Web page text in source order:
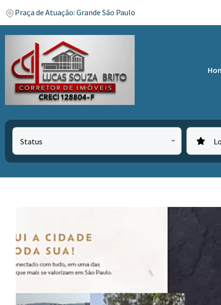
Praça de Atuação: Grande São Paulo
Status